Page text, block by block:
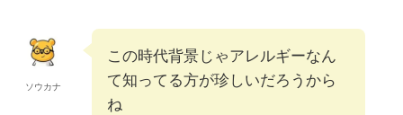
ソウカナ
この時代背景じゃアレルギーなん
て知ってる方が珍しいだろうから
ね